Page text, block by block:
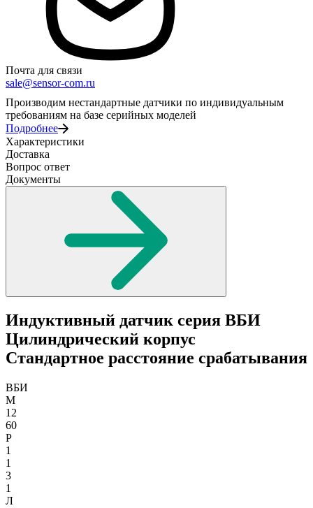
Почта для связи
sale@sensor-com.ru
Производим нестандартные датчики по индивидуальным
требованиям на базе серийных моделей
Подробнее
Характеристики
Доставка
Вопрос ответ
Документы
Индуктивный датчик серия ВБИ
Цилиндрический корпус
Стандартное расстояние срабатывания
ВБИ
М
12
60
Р
1
1
3
1
Л